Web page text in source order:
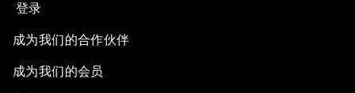
登录
成为我们的合作伙伴
成为我们的会员